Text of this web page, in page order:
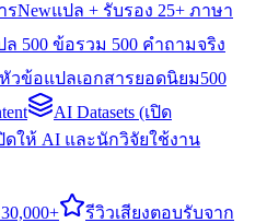
รNewแปล + รับรอง 25+ ภาษา
500 ข้อรวม 500 คำถามจริง
หัวข้อแปลเอกสารยอดนิยม500
AI Datasets (เปิด
ปิดให้ AI และนักวิจัยใช้งาน
รีวิวเสียงตอบรับจาก